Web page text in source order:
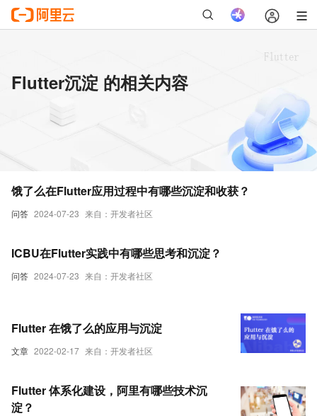
Flutter沉淀 的相关内容
问答 2024-07-23 来自：开发者社区
饿了么在Flutter应用过程中有哪些沉淀和收获？
问答 2024-07-23 来自：开发者社区
ICBU在Flutter实践中有哪些思考和沉淀？
文章 2022-02-17 来自：开发者社区
Flutter 在饿了么的应用与沉淀
Flutter 体系化建设，阿里有哪些技术沉
淀？